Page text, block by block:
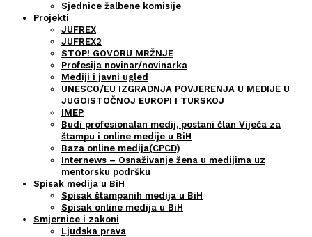
Sjednice žalbene komisije
Projekti
JUFREX
JUFREX2
STOP! GOVORU MRŽNJE
Profesija novinar/novinarka
Mediji i javni ugled
UNESCO/EU IZGRADNJA POVJERENJA U MEDIJE U
JUGOISTOČNOJ EUROPI I TURSKOJ
IMEP
Budi profesionalan medij, postani član Vijeća za
štampu i online medije u BiH
Baza online medija(CPCD)
Internews – Osnaživanje žena u medijima uz
mentorsku podršku
Spisak medija u BiH
Spisak štampanih medija u BiH
Spisak online medija u BiH
Smjernice i zakoni
Ljudska prava